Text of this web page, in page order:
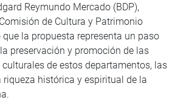
Reymundo Mercado (BDP),
de Cultura y Patrimonio
que la propuesta representa un paso
preservación y promoción de las
de estos departamentos, las
riqueza histórica y espiritual de la